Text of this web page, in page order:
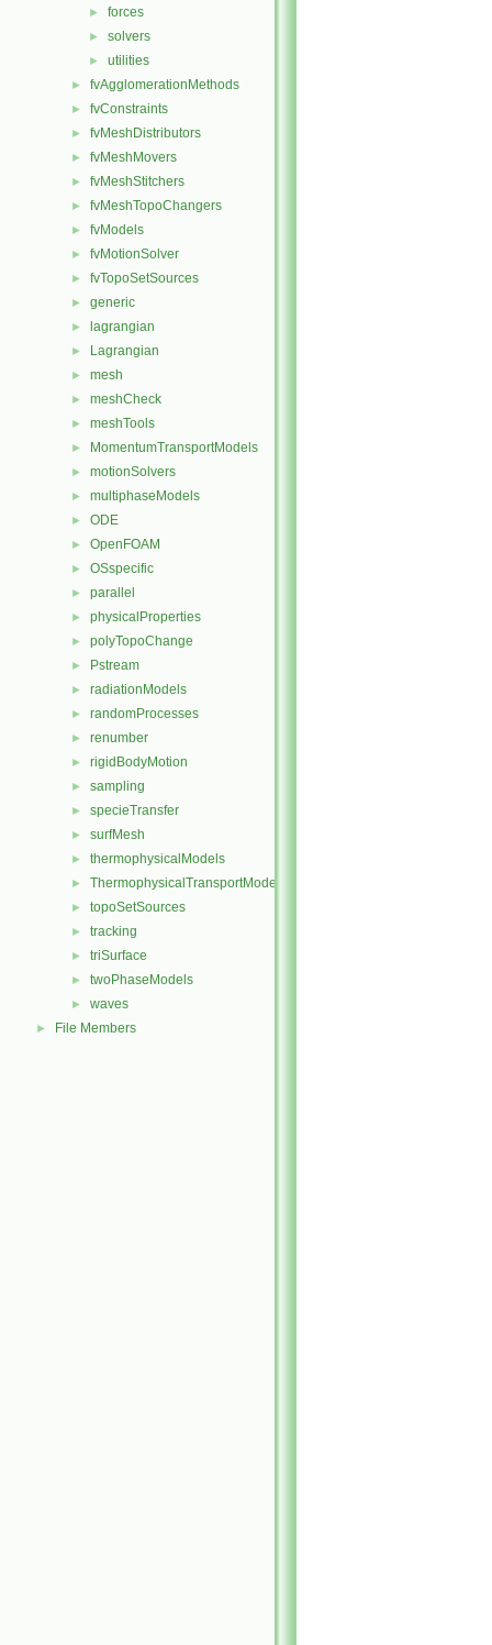
► forces
► solvers
► utilities
► fvAgglomerationMethods
► fvConstraints
► fvMeshDistributors
► fvMeshMovers
► fvMeshStitchers
► fvMeshTopoChangers
► fvModels
► fvMotionSolver
► fvTopoSetSources
► generic
► lagrangian
► Lagrangian
► mesh
► meshCheck
► meshTools
► MomentumTransportModels
► motionSolvers
► multiphaseModels
► ODE
► OpenFOAM
► OSspecific
► parallel
► physicalProperties
► polyTopoChange
► Pstream
► radiationModels
► randomProcesses
► renumber
► rigidBodyMotion
► sampling
► specieTransfer
► surfMesh
► thermophysicalModels
► ThermophysicalTransportModels
► topoSetSources
► tracking
► triSurface
► twoPhaseModels
► waves
► File Members